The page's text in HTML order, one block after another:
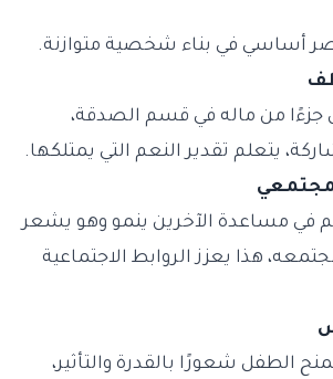
أساسي في بناء شخصية متوازنة.
جزءًا من ماله في قسم الصدقة،
يتعلم تقدير النعم التي يمتلكها.
في مساعدة الآخرين ينمو وهو يشعر
هذا يعزز الروابط الاجتماعية
الطفل شعورًا بالقدرة والتأثير،